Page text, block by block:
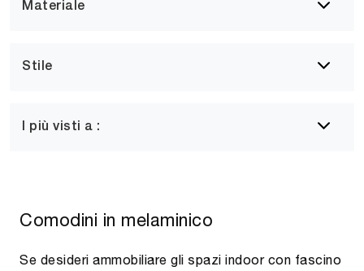
Materiale
Stile
I più visti a :
Comodini in melaminico
Se desideri ammobiliare gli spazi indoor con fascino